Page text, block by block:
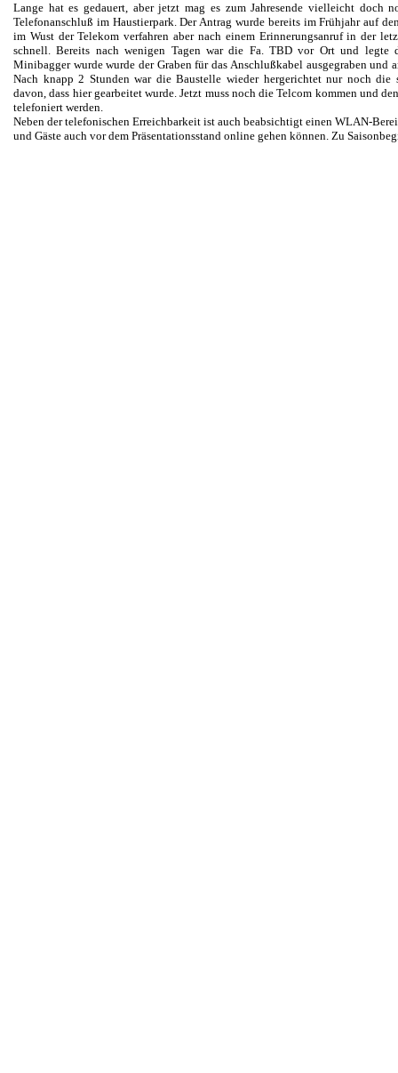
Lange hat es gedauert, aber jetzt mag es zum Jahresende vielleicht doch
Telefonanschluß im Haustierpark. Der Antrag wurde bereits im Frühjahr auf
im Wust der Telekom verfahren aber nach einem Erinnerungsanruf in der
schnell. Bereits nach wenigen Tagen war die Fa. TBD vor Ort und legte
Minibagger wurde wurde der Graben für das Anschlußkabel ausgegraben und
Nach knapp 2 Stunden war die Baustelle wieder hergerichtet nur noch die
davon, dass hier gearbeitet wurde. Jetzt muss noch die Telcom kommen und
telefoniert werden.
Neben der telefonischen Erreichbarkeit ist auch beabsichtigt einen WLAN-
und Gäste auch vor dem Präsentationsstand online gehen können. Zu